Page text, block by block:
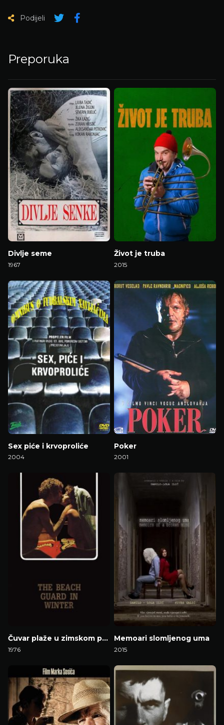
Podijeli
Preporuka
Divlje seme
1967
Život je truba
2015
Sex piće i krvoproliće
2004
Poker
2001
Čuvar plaže u zimskom periodu
1976
Memoari slomljenog uma
2015